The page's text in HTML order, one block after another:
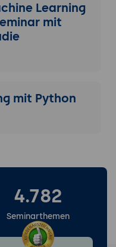
Learning
mit
mit Python
4.782
Seminarthemen